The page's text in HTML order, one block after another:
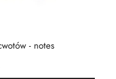
- notes